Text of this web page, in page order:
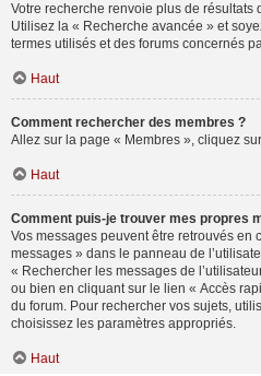
Votre recherche renvoie plus de résultats
Utilisez la « Recherche avancée » et
termes utilisés et des forums concernés
Haut
Comment rechercher des membres ?
Allez sur la page « Membres », cliquez
Haut
Comment puis-je trouver mes propres
Vos messages peuvent être retrouvés en
messages » dans le panneau de
« Rechercher les messages de
ou bien en cliquant sur le lien « Accès
du forum. Pour rechercher vos sujets,
choisissez les paramètres appropriés.
Haut